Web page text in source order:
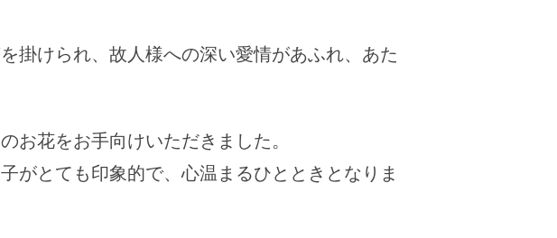
掛けられ、故人様への深い愛情があふれ、あた
お花をお手向けいただきました。
がとても印象的で、心温まるひとときとなりま